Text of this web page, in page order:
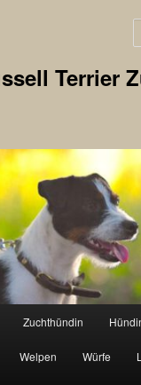
Terrier
Zuchthündin
Welpen Würfe